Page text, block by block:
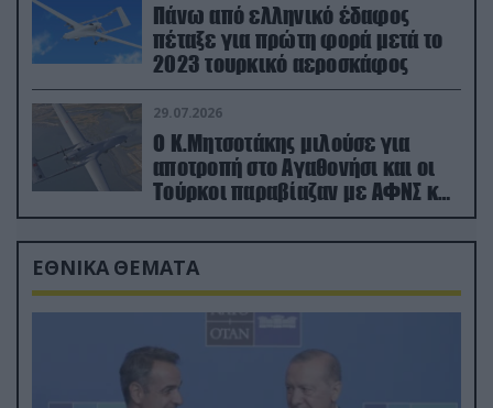
Πάνω από ελληνικό έδαφος
πέταξε για πρώτη φορά μετά το
2023 τουρκικό αεροσκάφος
29.07.2026
Ο Κ.Μητσοτάκης μιλούσε για
αποτροπή στο Αγαθονήσι και οι
Τούρκοι παραβίαζαν με ΑΦΝΣ και
drone
ΕΘΝΙΚΑ ΘΕΜΑΤΑ